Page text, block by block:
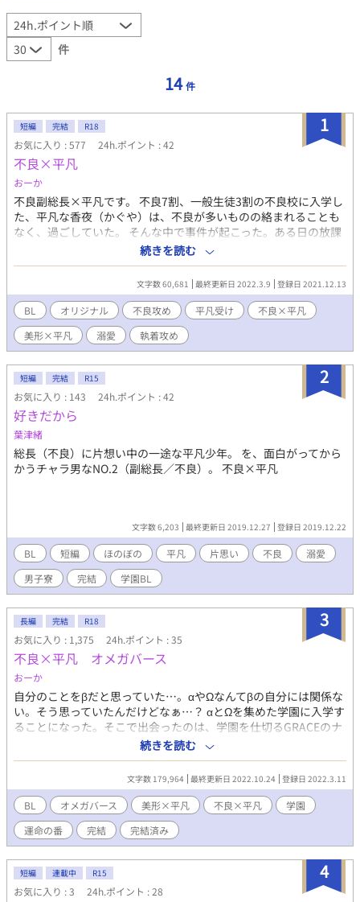
件
14 件
1
短編 完結 R18
お気に入り : 577 24h.ポイント : 42
不良×平凡
おーか
不良副総長×平凡です。 不良7割、一般生徒3割の不良校に入学し
た、平凡な香夜（かぐや）は、不良が多いものの絡まれることも
なく、過ごしていた。 そんな中で事件が起こった。ある日の放課
後、掃除のためにバケツに水をくんで歩いていると、廊下で何か
に躓き、バケツは宙を舞う。 その先には、赤髪と青髪の不良様が
た。見事にびしょ濡れになった不良様がたに追い掛け回されてい
るところを、不良の副総長である秋夜（しゅうや）に助けられ
る。 オメガバースは別で新しく書くことにします。 他サイトにも
投稿しています。 ※残酷な表現については、不良ものなので念の
為つけています。
続きを読む
文字数 60,681 最終更新日 2022.3.9 登録日 2021.12.13
BL オリジナル 不良攻め 平凡受け
不良×平凡
美形×平凡
溺愛 執着攻め
2
短編 完結 R15
お気に入り : 143 24h.ポイント : 42
好きだから
葉津緒
総長（不良）に片想い中の一途な平凡少年。 を、面白がってから
かうチャラ男なNO.2（副総長／不良）。 不良×平凡
文字数 6,203 最終更新日 2019.12.27 登録日 2019.12.22
BL 短編 ほのぼの 平凡 片思い 不良
溺愛
男子寮
完結 学園BL
3
長編 完結 R18
お気に入り : 1,375 24h.ポイント : 35
不良×平凡 オメガバース
おーか
自分のことをβだと思っていた…。αやΩなんてβの自分には関係な
い。そう思っていたんだけどなぁ…？ αとΩを集めた学園に入学す
ることになった。そこで出会ったのは、学園を仕切るGRACEのナ
ンバー２。 不良×平凡で書いたキャラクターを引き継いで、オメ
ガバースを書いて行きます。読んでなくても大丈夫です。
続きを読む
文字数 179,964 最終更新日 2022.10.24 登録日 2022.3.11
BL オメガバース 美形×平凡 不良×平凡
学園
運命の番
完結 完結済み
4
短編 連載中 R15
お気に入り : 3 24h.ポイント : 28